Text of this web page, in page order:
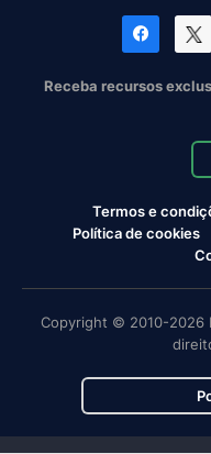
Receba recursos
Termos e
Política de cookies
Copyright © 2010-2026